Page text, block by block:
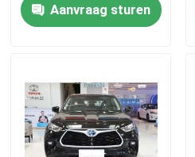
Producten
Video's
Aanvraag sturen